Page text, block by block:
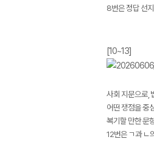
8번은 정답 선
[10~13]
사회 지문으로,
어떤 쟁점을 중
복기할 만한 문
12번은 ㄱ과 ㄴ